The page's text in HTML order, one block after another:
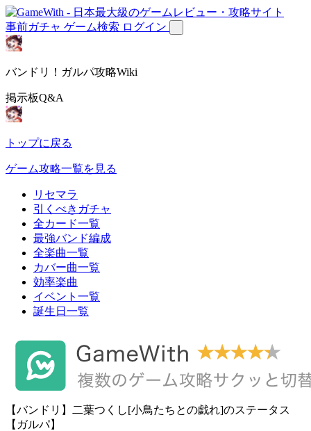
事前ガチャ ゲーム検索 ログイン
バンドリ！ガルパ攻略Wiki
掲示板Q&A
トップに戻る
ゲーム攻略一覧を見る
リセマラ
引くべきガチャ
全カード一覧
最強バンド編成
全楽曲一覧
カバー曲一覧
効率楽曲
イベント一覧
誕生日一覧
【バンドリ】二葉つくし[小鳥たちとの戯れ]のステータス
【ガルパ】